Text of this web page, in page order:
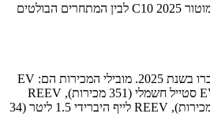
השוואת רמות הגימור של ליפמוטור C10 2025 לבין המתחרים הבולטים
1103 רכבי ליפמוטור C10 נמכרו בשנת 2025. מובילי המכירות הם: EV
דיזיין חשמלי (614 מכירות), EV סטייל חשמלי (351 מכירות), REEV
דיזיין היברידי 1.5 ליטר (104 מכירות), REEV לייף היברידי 1.5 ליטר (34